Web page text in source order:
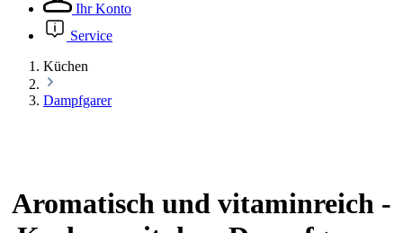
Ihr Konto
Service
Küchen
Dampfgarer
Aromatisch und vitaminreich -